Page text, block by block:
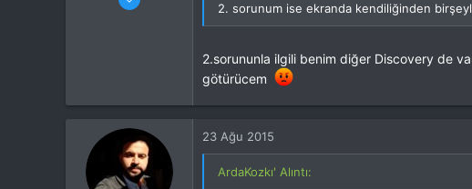
ROM
H-Rom 7.1.2
2. sorunum ise ekranda kendiliğinden
2.sorununla ilgili benim diğer Discovery de
götürücem
23 Ağu 2015
ArdaKozkı' Alıntı: